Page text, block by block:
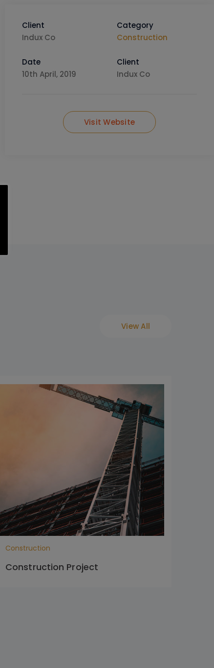
Client
Indux Co
Category
Construction
Date
10th April, 2019
Client
Indux Co
Visit Website
View All
Construction
Construction Project